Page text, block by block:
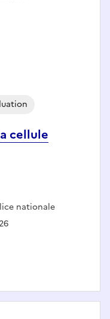
cellule
nationale
au chef de la cellule